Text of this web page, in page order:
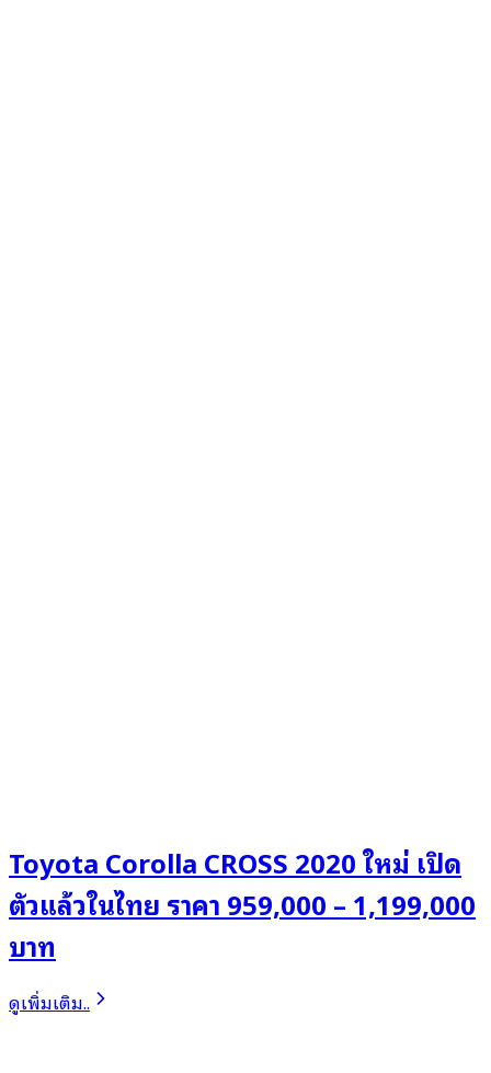
Toyota Corolla CROSS 2020 ใหม่ เปิด
ตัวแล้วในไทย ราคา 959,000 – 1,199,000
บาท
ดูเพิ่มเติม..